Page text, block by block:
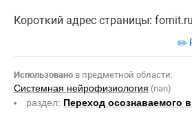
Короткий адрес страницы:
✏️
Использовано в предметной области:
Системная нейрофизиология (nan)
раздел: Переход осознаваемого